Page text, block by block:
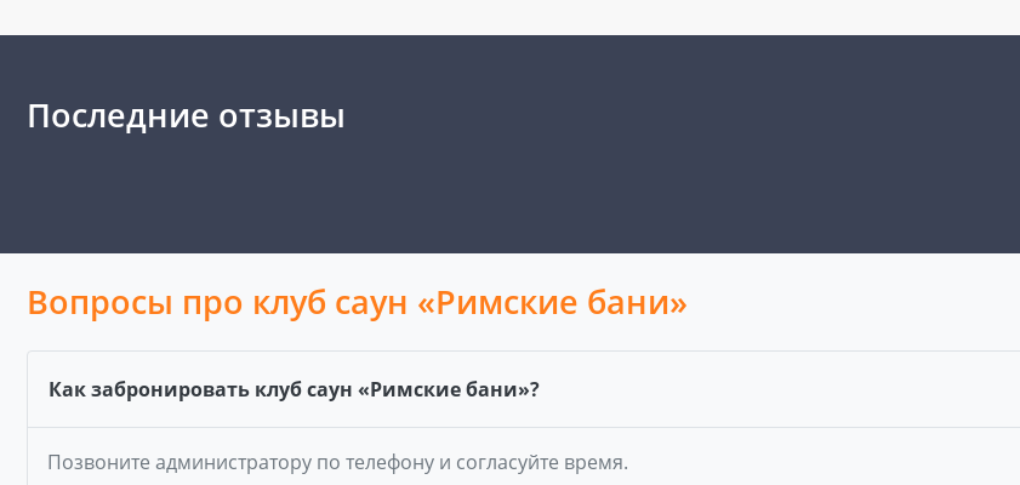
Последние отзывы
Вопросы про клуб саун «Римские бани»
Как забронировать клуб саун «Римские бани»?
Позвоните администратору по телефону и согласуйте время.